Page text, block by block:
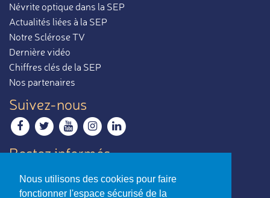
Nous utilisons des cookies pour faire
fonctionner l'espace sécurisé de la
Névrite optique dans la SEP
Actualités liées à la SEP
Notre Sclérose TV
Dernière vidéo
Chiffres clés de la SEP
Nos partenaires
Suivez-nous
Restez informés
Contactez-nous